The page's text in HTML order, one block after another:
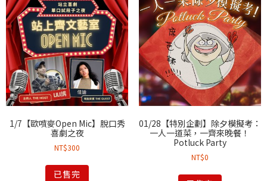
1/7【歐噴麥Open Mic】脫口秀
喜劇之夜
NT$300
已售完
01/28【特別企劃】除夕模擬考：
一人一道菜，一齊來晚餐！
Potluck Party
NT$0